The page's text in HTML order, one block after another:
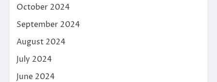
October 2024
September 2024
August 2024
July 2024
June 2024